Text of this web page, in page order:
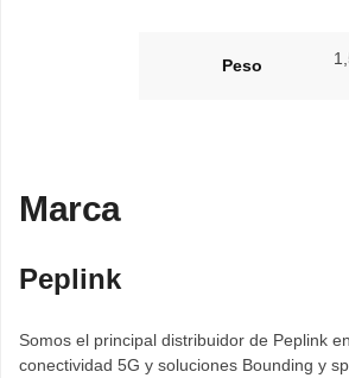
Peso
Marca
Peplink
Somos el principal distribuidor de Peplink
conectividad 5G y soluciones Bounding y